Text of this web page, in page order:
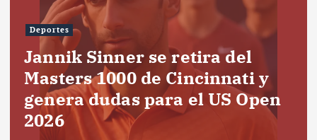
Deportes
Jannik Sinner se retira del
Masters 1000 de Cincinnati y
genera dudas para el US Open
2026